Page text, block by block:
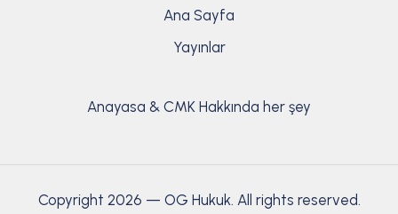
Ana Sayfa
Yayınlar
Anayasa & CMK Hakkında her şey
Copyright 2026 — OG Hukuk. All rights reserved.